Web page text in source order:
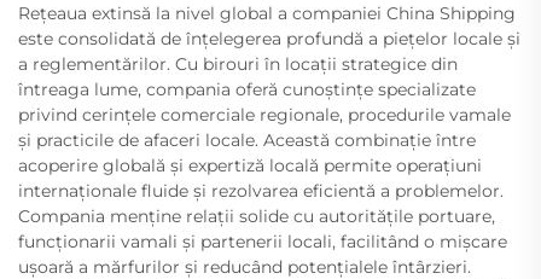
Rețeaua extinsă la nivel global a companiei China Shipping
este consolidată de înțelegerea profundă a piețelor locale și
a reglementărilor. Cu birouri în locații strategice din
întreaga lume, compania oferă cunoștințe specializate
privind cerințele comerciale regionale, procedurile vamale
și practicile de afaceri locale. Această combinație între
acoperire globală și expertiză locală permite operațiuni
internaționale fluide și rezolvarea eficientă a problemelor.
Compania menține relații solide cu autoritățile portuare,
funcționarii vamali și partenerii locali, facilitând o mișcare
ușoară a mărfurilor și reducând potențialele întârzieri.